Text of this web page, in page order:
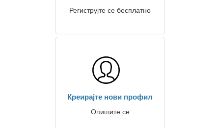
Региструјте се бесплатно
Креирајте нови профил
Опишите се